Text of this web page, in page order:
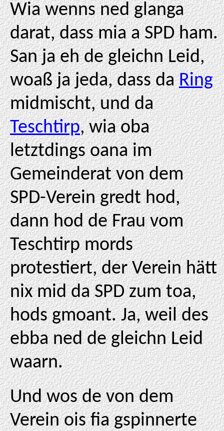
Wia wenns ned glanga
darat, dass mia a SPD ham.
San ja eh de gleichn Leid,
woaß ja jeda, dass daRing
midmischt, und da
Teschtirp, wia oba
letztdings oana im
Gemeinderat von dem
SPD-Verein gredt hod,
dann hod de Frau vom
Teschtirp mords
protestiert, der Verein hätt
nix mid da SPD zum toa,
hods gmoant. Ja, weil des
ebba ned de gleichn Leid
waarn.
Und wos de von dem
Verein ois fia gspinnerte